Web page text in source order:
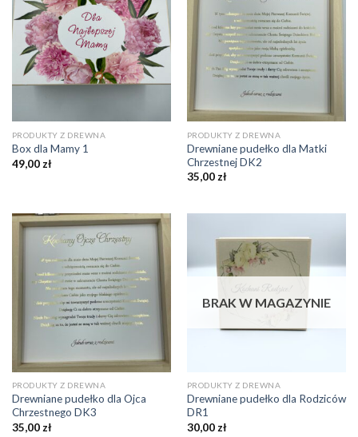
PRODUKTY Z DREWNA
Box dla Mamy 1
49,00 zł
PRODUKTY Z DREWNA
Drewniane pudełko dla Matki
Chrzestnej DK2
35,00 zł
PRODUKTY Z DREWNA
Drewniane pudełko dla Ojca
Chrzestnego DK3
35,00 zł
BRAK W MAGAZYNIE
PRODUKTY Z DREWNA
Drewniane pudełko dla Rodziców
DR1
30,00 zł